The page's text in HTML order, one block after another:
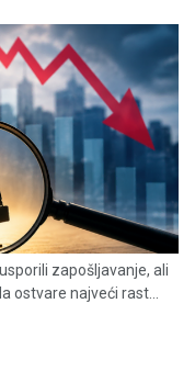
zapošljavanje, ali
ostvare najveći rast...